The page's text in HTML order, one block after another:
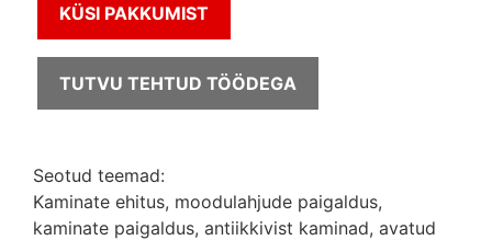
KÜSI PAKKUMIST
TUTVU TEHTUD TÖÖDEGA
Seotud teemad:
Kaminate ehitus, moodulahjude paigaldus,
kaminate paigaldus, antiikkivist kaminad, avatud